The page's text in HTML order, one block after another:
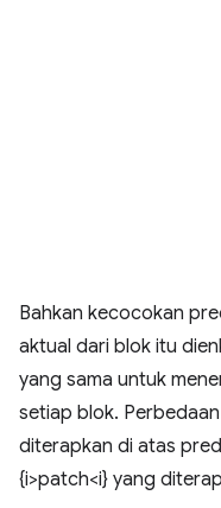
Bahkan kecocokan
aktual dari blok itu
yang sama untuk
setiap blok.
diterapkan di atas
{i>patch<i} yang